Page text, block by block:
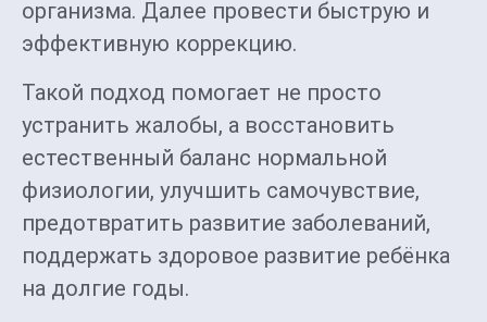
организма. Далее провести быструю и
эффективную коррекцию.
Такой подход помогает не просто
устранить жалобы, а восстановить
естественный баланс нормальной
физиологии, улучшить самочувствие,
предотвратить развитие заболеваний,
поддержать здоровое развитие ребёнка
на долгие годы.